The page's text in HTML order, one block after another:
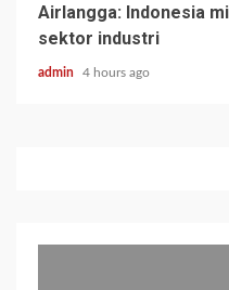
Airlangga: Indonesia
sektor industri
admin 4 hours ago